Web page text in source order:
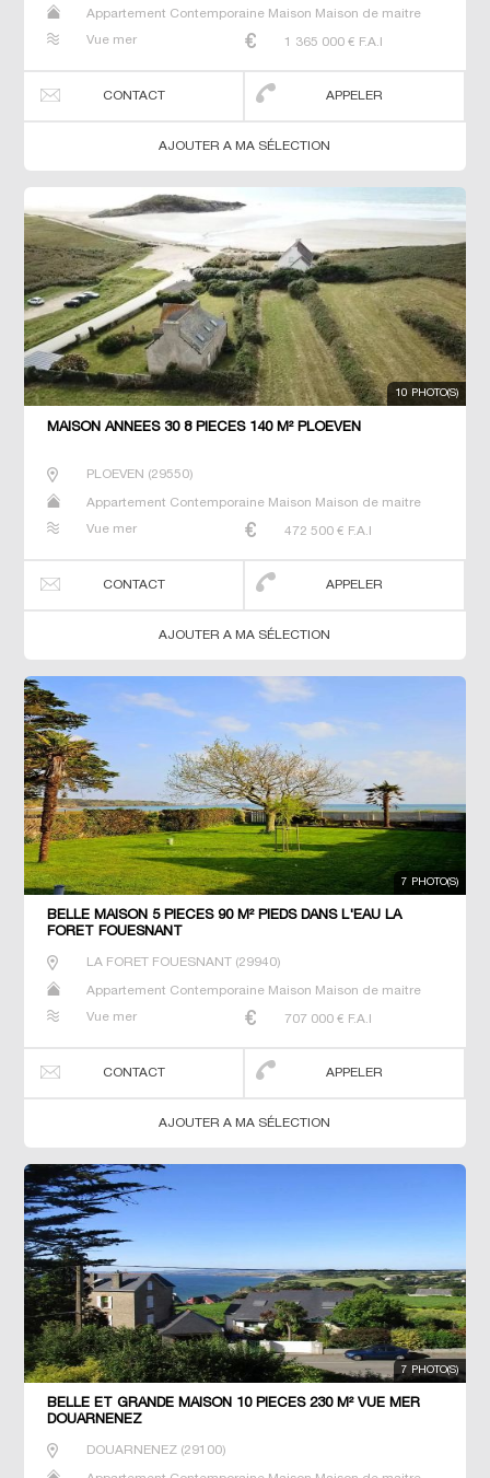
Appartement Contemporaine Maison Maison de maitre
Vue mer
1 365 000 € F.A.I
CONTACT APPELER
AJOUTER A MA SÉLECTION
10 PHOTO(S)
MAISON ANNEES 30 8 PIECES 140 M² PLOEVEN
PLOEVEN (29550)
Appartement Contemporaine Maison Maison de maitre
Vue mer
472 500 € F.A.I
CONTACT APPELER
AJOUTER A MA SÉLECTION
7 PHOTO(S)
BELLE MAISON 5 PIECES 90 M² PIEDS DANS L'EAU LA
FORET FOUESNANT
LA FORET FOUESNANT(29940)
Appartement Contemporaine Maison Maison de maitre
Vue mer
707 000 € F.A.I
CONTACT APPELER
AJOUTER A MA SÉLECTION
7 PHOTO(S)
BELLE ET GRANDE MAISON 10 PIECES 230 M² VUE MER
DOUARNENEZ
DOUARNENEZ(29100)